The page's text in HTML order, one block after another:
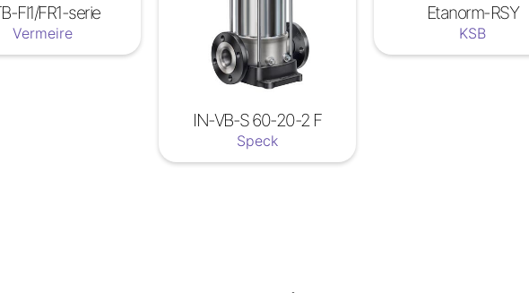
Fl1/FR1-serie
Vermeire
IN-VB-S 60-20-2 F
Speck
Etanorm-RSY
KSB